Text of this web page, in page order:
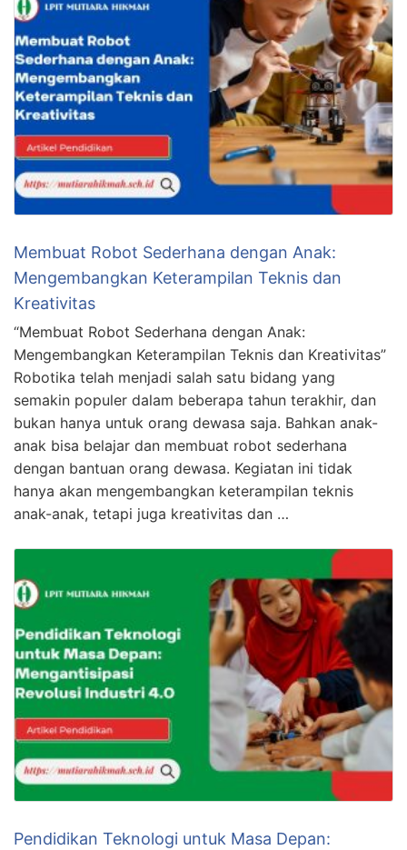
Membuat Robot Sederhana dengan Anak:
Mengembangkan Keterampilan Teknis dan
Kreativitas
“Membuat Robot Sederhana dengan Anak:
Mengembangkan Keterampilan Teknis dan Kreativitas”
Robotika telah menjadi salah satu bidang yang
semakin populer dalam beberapa tahun terakhir, dan
bukan hanya untuk orang dewasa saja. Bahkan anak-
anak bisa belajar dan membuat robot sederhana
dengan bantuan orang dewasa. Kegiatan ini tidak
hanya akan mengembangkan keterampilan teknis
anak-anak, tetapi juga kreativitas dan …
Pendidikan Teknologi untuk Masa Depan: